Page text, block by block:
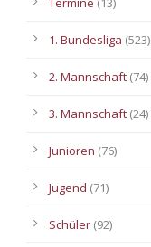
1. Bundesliga (523)
2. Mannschaft (74)
3. Mannschaft (24)
Junioren (76)
Jugend (71)
Schüler (92)